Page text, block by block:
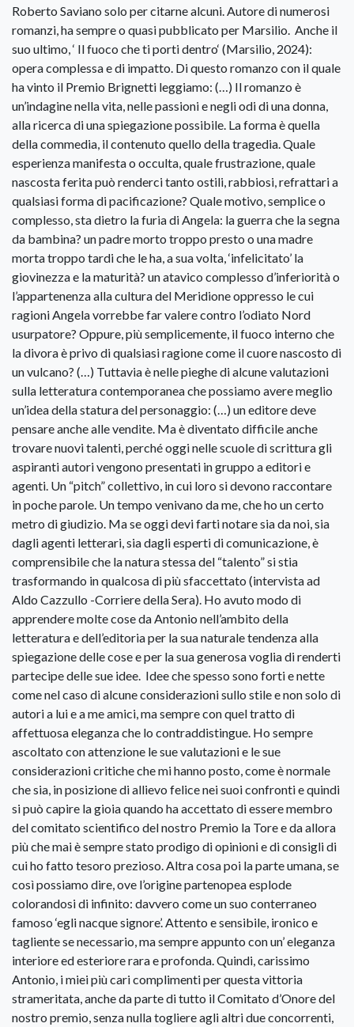
Roberto Saviano solo per citarne alcuni. Autore di numerosi
romanzi, ha sempre o quasi pubblicato per Marsilio. Anche il
suo ultimo, ‘ Il fuoco che ti porti dentro‘ (Marsilio, 2024):
opera complessa e di impatto. Di questo romanzo con il quale
ha vinto il Premio Brignetti leggiamo: (…) Il romanzo è
un’indagine nella vita, nelle passioni e negli odi di una donna,
alla ricerca di una spiegazione possibile. La forma è quella
della commedia, il contenuto quello della tragedia. Quale
esperienza manifesta o occulta, quale frustrazione, quale
nascosta ferita può renderci tanto ostili, rabbiosi, refrattari a
qualsiasi forma di pacificazione? Quale motivo, semplice o
complesso, sta dietro la furia di Angela: la guerra che la segna
da bambina? un padre morto troppo presto o una madre
morta troppo tardi che le ha, a sua volta, ‘infelicitato’ la
giovinezza e la maturità? un atavico complesso d’inferiorità o
l’appartenenza alla cultura del Meridione oppresso le cui
ragioni Angela vorrebbe far valere contro l’odiato Nord
usurpatore? Oppure, più semplicemente, il fuoco interno che
la divora è privo di qualsiasi ragione come il cuore nascosto di
un vulcano? (…) Tuttavia è nelle pieghe di alcune valutazioni
sulla letteratura contemporanea che possiamo avere meglio
un’idea della statura del personaggio: (…) un editore deve
pensare anche alle vendite. Ma è diventato difficile anche
trovare nuovi talenti, perché oggi nelle scuole di scrittura gli
aspiranti autori vengono presentati in gruppo a editori e
agenti. Un “pitch” collettivo, in cui loro si devono raccontare
in poche parole. Un tempo venivano da me, che ho un certo
metro di giudizio. Ma se oggi devi farti notare sia da noi, sia
dagli agenti letterari, sia dagli esperti di comunicazione, è
comprensibile che la natura stessa del “talento” si stia
trasformando in qualcosa di più sfaccettato (intervista ad
Aldo Cazzullo -Corriere della Sera). Ho avuto modo di
apprendere molte cose da Antonio nell’ambito della
letteratura e dell’editoria per la sua naturale tendenza alla
spiegazione delle cose e per la sua generosa voglia di renderti
partecipe delle sue idee. Idee che spesso sono forti e nette
come nel caso di alcune considerazioni sullo stile e non solo di
autori a lui e a me amici, ma sempre con quel tratto di
affettuosa eleganza che lo contraddistingue. Ho sempre
ascoltato con attenzione le sue valutazioni e le sue
considerazioni critiche che mi hanno posto, come è normale
che sia, in posizione di allievo felice nei suoi confronti e quindi
si può capire la gioia quando ha accettato di essere membro
del comitato scientifico del nostro Premio la Tore e da allora
più che mai è sempre stato prodigo di opinioni e di consigli di
cui ho fatto tesoro prezioso. Altra cosa poi la parte umana, se
così possiamo dire, ove l’origine partenopea esplode
colorandosi di infinito: davvero come un suo conterraneo
famoso ‘egli nacque signore’. Attento e sensibile, ironico e
tagliente se necessario, ma sempre appunto con un’ eleganza
interiore ed esteriore rara e profonda. Quindi, carissimo
Antonio, i miei più cari complimenti per questa vittoria
strameritata, anche da parte di tutto il Comitato d’Onore del
nostro premio, senza nulla togliere agli altri due concorrenti,